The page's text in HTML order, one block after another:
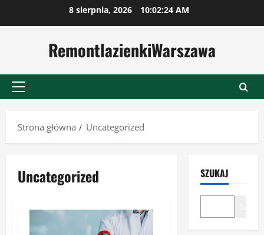
8 sierpnia, 2026 10:02:24 AM
RemontlazienkiWarszawa
Menu
Strona główna
Uncategorized
Uncategorized SZUKAJ